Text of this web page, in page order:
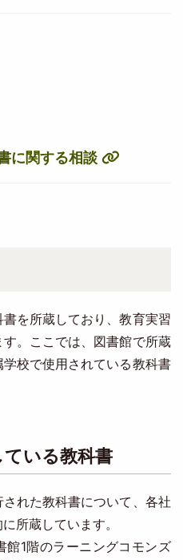
に関する相談
を所蔵しており、教育実習
。ここでは、図書館で所蔵
校で使用されている教科書
いる教科書
れた教科書について、各社
所蔵しています。
館1階のラーニングコモンズ